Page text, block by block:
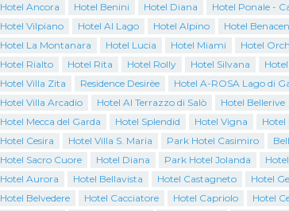
Hotel Ancora
Hotel Benini Hotel Diana Hotel Ponale -
Hotel Vilpiano
Hotel Al Lago Hotel Alpino Hotel
Hotel La Montanara
Hotel Lucia Hotel Miami Hotel
Hotel Rialto
Hotel Rita Hotel Rolly Hotel Silvana
Hotel Villa Zita
Residence Desirèe Hotel A-ROSA Lago di
Hotel Villa Arcadio
Hotel Al Terrazzo di Salò Hotel Bellerive
Hotel Mecca del Garda
Hotel Splendid Hotel Vigna
Hotel Cesira
Hotel Villa S. Maria Park Hotel Casimiro
Hotel Sacro Cuore
Hotel Diana Park Hotel Jolanda
Hotel Aurora
Hotel Bellavista Hotel Castagneto Hotel
Hotel Belvedere
Hotel Cacciatore Hotel Capriolo Hotel